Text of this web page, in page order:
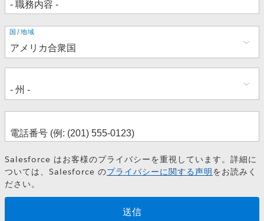
住
所
国/地域
Salesforce はお客様のプライバシーを重視しています。詳細に
ついては、Salesforce のプライバシーに関する声明をお読みく
ださい。